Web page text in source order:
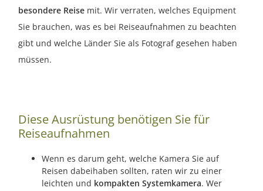
besondere Reise mit. Wir verraten, welches Equipment
Sie brauchen, was es bei Reiseaufnahmen zu beachten
gibt und welche Länder Sie als Fotograf gesehen haben
müssen.
Diese Ausrüstung benötigen Sie für
Reiseaufnahmen
Wenn es darum geht, welche Kamera Sie auf
Reisen dabeihaben sollten, raten wir zu einer
leichten und kompakten Systemkamera. Wer